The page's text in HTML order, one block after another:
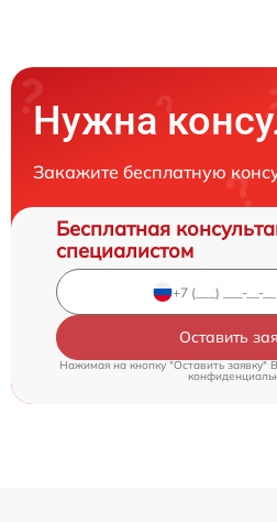
Нужна
Закажите бесплатную
Бесплатная
специалистом
Оставить
Нажимая на кнопку "Оставить заявку"